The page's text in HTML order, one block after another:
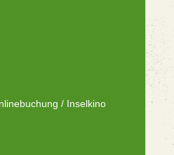
/ Inselkino